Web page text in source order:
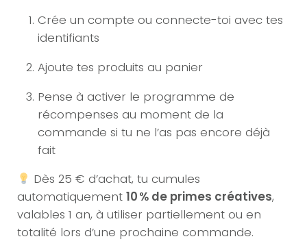
Crée un compte ou connecte-toi avec tes
identifiants
Ajoute tes produits au panier
Pense à activer le programme de
récompenses au moment de la
commande si tu ne l’as pas encore déjà
fait
Dès 25 € d’achat, tu cumules
automatiquement 10 % de primes créatives,
valables 1 an, à utiliser partiellement ou en
totalité lors d’une prochaine commande.